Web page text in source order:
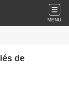
MENU
de